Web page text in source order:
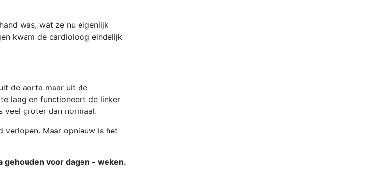
was, wat ze nu eigenlijk
kwam de cardioloog eindelijk
de aorta maar uit de
laag en functioneert de linker
veel groter dan normaal.
verlopen. Maar opnieuw is het
gehouden voor dagen - weken.